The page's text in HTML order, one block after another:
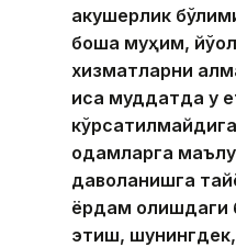
акушерлик
бошқа муҳим,
хизматларни
қисқа муддатда
одамларга
даволанишга
ёрдам олишдаги
этиш,